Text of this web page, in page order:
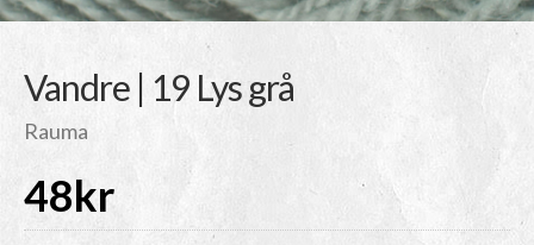
Vandre | 19 Lys grå
Rauma
48kr